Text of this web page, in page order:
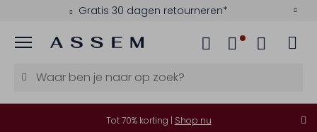
Gratis 30 dagen retourneren*
Menu
Tot 70% korting | Shop nu